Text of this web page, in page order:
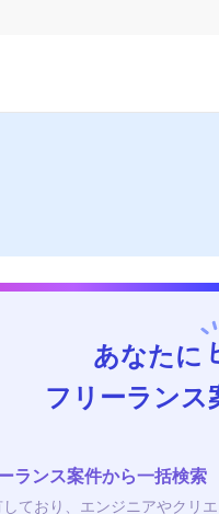
あなたに
フリーランス
ランス案件から一括検索
ており、エンジニアやクリ